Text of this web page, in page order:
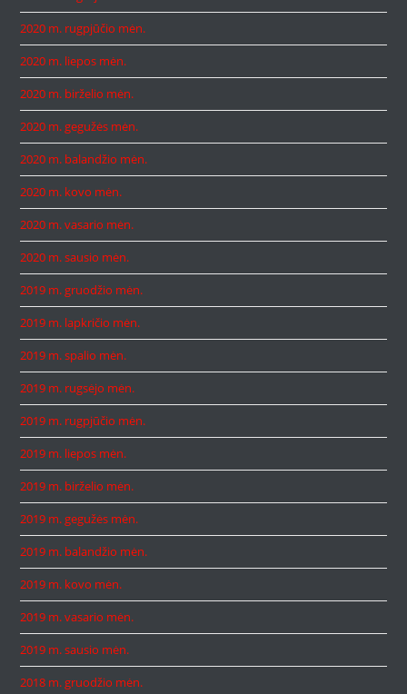
2020 m. rugpjūčio mėn.
2020 m. liepos mėn.
2020 m. birželio mėn.
2020 m. gegužės mėn.
2020 m. balandžio mėn.
2020 m. kovo mėn.
2020 m. vasario mėn.
2020 m. sausio mėn.
2019 m. gruodžio mėn.
2019 m. lapkričio mėn.
2019 m. spalio mėn.
2019 m. rugsėjo mėn.
2019 m. rugpjūčio mėn.
2019 m. liepos mėn.
2019 m. birželio mėn.
2019 m. gegužės mėn.
2019 m. balandžio mėn.
2019 m. kovo mėn.
2019 m. vasario mėn.
2019 m. sausio mėn.
2018 m. gruodžio mėn.